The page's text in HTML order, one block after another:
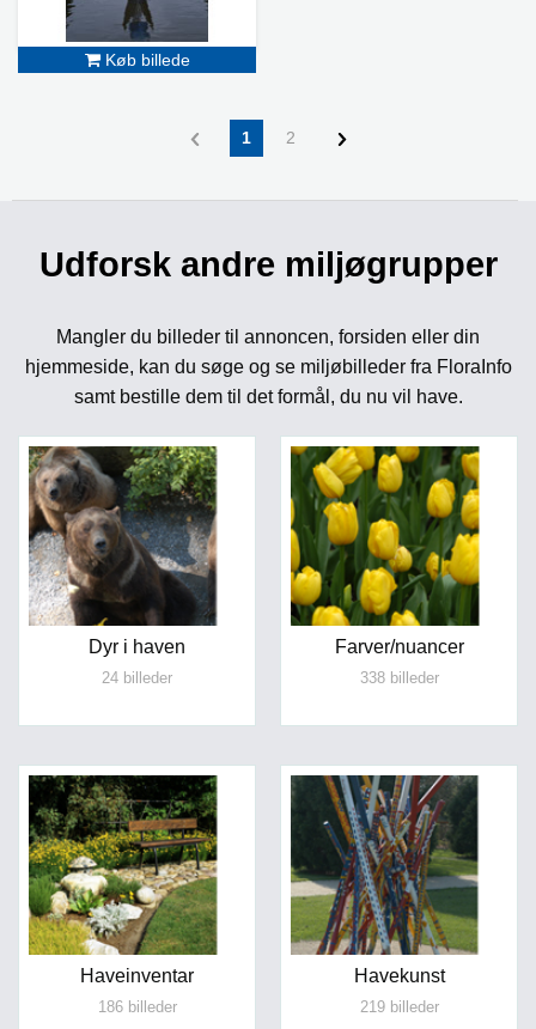
Køb billede
1 2
Udforsk andre miljøgrupper
Mangler du billeder til annoncen, forsiden eller din
hjemmeside, kan du søge og se miljøbilleder fra FloraInfo
samt bestille dem til det formål, du nu vil have.
Dyr i haven
24 billeder
Farver/nuancer
338 billeder
Haveinventar
186 billeder
Havekunst
219 billeder